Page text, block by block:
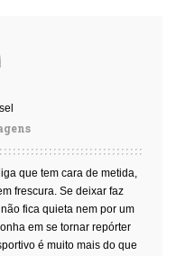
que tem cara de metida,
frescura. Se deixar faz
fica quieta nem por um
em se tornar repórter
é muito mais do que